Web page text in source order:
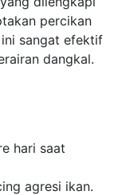
percikan
sangat efektif
dangkal.
hari saat
agresi ikan.